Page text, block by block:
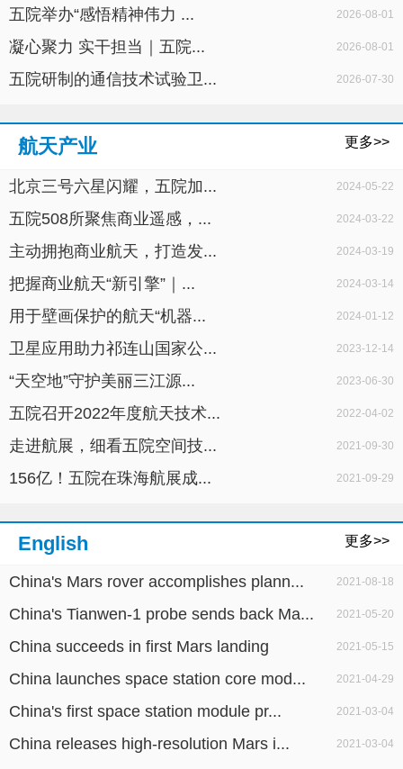
五院举办“感悟精神伟力 ... 2026-08-01
凝心聚力 实干担当｜五院... 2026-08-01
五院研制的通信技术试验卫... 2026-07-30
航天产业 更多>>
北京三号六星闪耀，五院加... 2024-05-22
五院508所聚焦商业遥感，... 2024-03-22
主动拥抱商业航天，打造发... 2024-03-19
把握商业航天“新引擎”｜... 2024-03-14
用于壁画保护的航天“机器... 2024-01-12
卫星应用助力祁连山国家公... 2023-12-14
“天空地”守护美丽三江源... 2023-06-30
五院召开2022年度航天技术... 2022-04-02
走进航展，细看五院空间技... 2021-09-30
156亿！五院在珠海航展成... 2021-09-29
English 更多>>
China's Mars rover accomplishes plann... 2021-08-18
China's Tianwen-1 probe sends back Ma... 2021-05-20
China succeeds in first Mars landing 2021-05-15
China launches space station core mod... 2021-04-29
China's first space station module pr... 2021-03-04
China releases high-resolution Mars i... 2021-03-04